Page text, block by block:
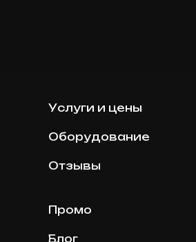
Услуги и цены
Оборудование
Отзывы
Промо
Блог